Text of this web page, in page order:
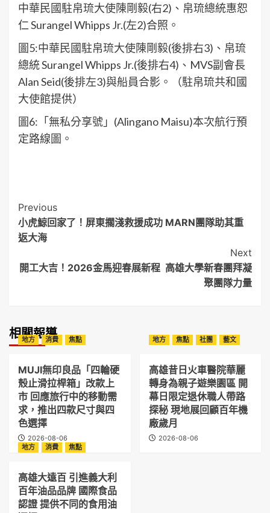
中華民國駐帛琉大使陳剛毅(右2)、帛琉總統惠恕
仁 Surangel Whipps Jr.(左2)合照。
圖5:中華民國駐帛琉大使陳剛毅(後排右3)、帛琉
總統 Surangel Whipps Jr.(後排右4)、MVS副會長
Alan Seid(後排左3)與船員合影。（駐帛琉共和國
大使館提供）
圖6:「無私分享號」(Alingano Maisu)本次航行預
定路線圖。
Post
Navigation
Previous
小虎鯨回家了！屏東擱淺救援成功 MARN團隊助其重
返大海
Next
開工大吉！2026金馬迎春展新程 高雄大學新春團拜凝
聚團隊力量
相關報導
地方 消費 焦點
MUJI無印良品「四輪硬
殼止滑拉桿箱」改款上
市 回應旅行中的移動需
求，推出四款尺寸與四
色選擇
2026-08-06
地方 焦點 社團 藝文
高雄昔日火車醫院華麗
轉身為親子遊樂園區 開
幕日限定退休職人帶路
探秘 現地展回顧百年機
廠歲月
2026-08-06
地方
消費 焦點
高雄大遠百 引進義大利
百年油品品牌 國際食品
認證 提供不同的食用油